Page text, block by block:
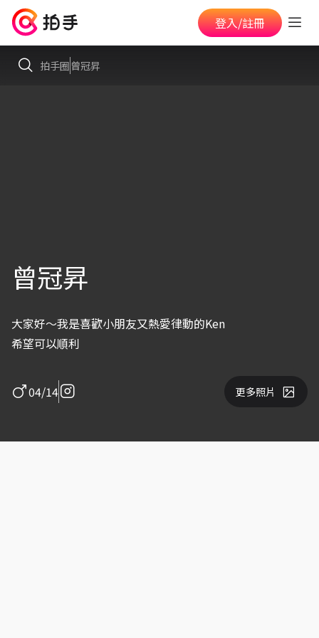
登入/註冊
拍手圈 曾冠昇
曾冠昇
大家好～我是喜歡小朋友又熱愛律動的Ken
希望可以順利
04/14 更多照片